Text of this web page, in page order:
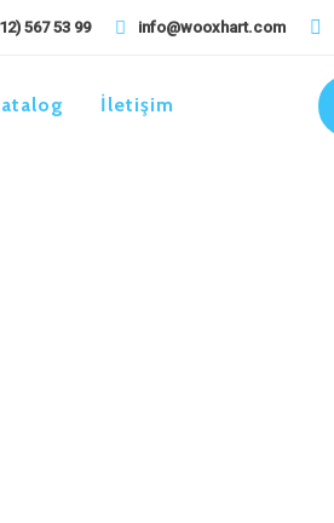
567 53 99 info@wooxhart.com
İletişim